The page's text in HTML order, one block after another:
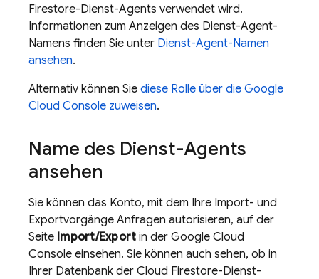
Firestore-Dienst-Agents verwendet wird.
Informationen zum Anzeigen des Dienst-Agent-
Namens finden Sie unter Dienst-Agent-Namen
ansehen.
Alternativ können Sie diese Rolle über die Google
Cloud Console zuweisen.
Name des Dienst-Agents
ansehen
Sie können das Konto, mit dem Ihre Import- und
Exportvorgänge Anfragen autorisieren, auf der
Seite Import/Export in der Google Cloud
Console einsehen. Sie können auch sehen, ob in
Ihrer Datenbank der Cloud Firestore-Dienst-